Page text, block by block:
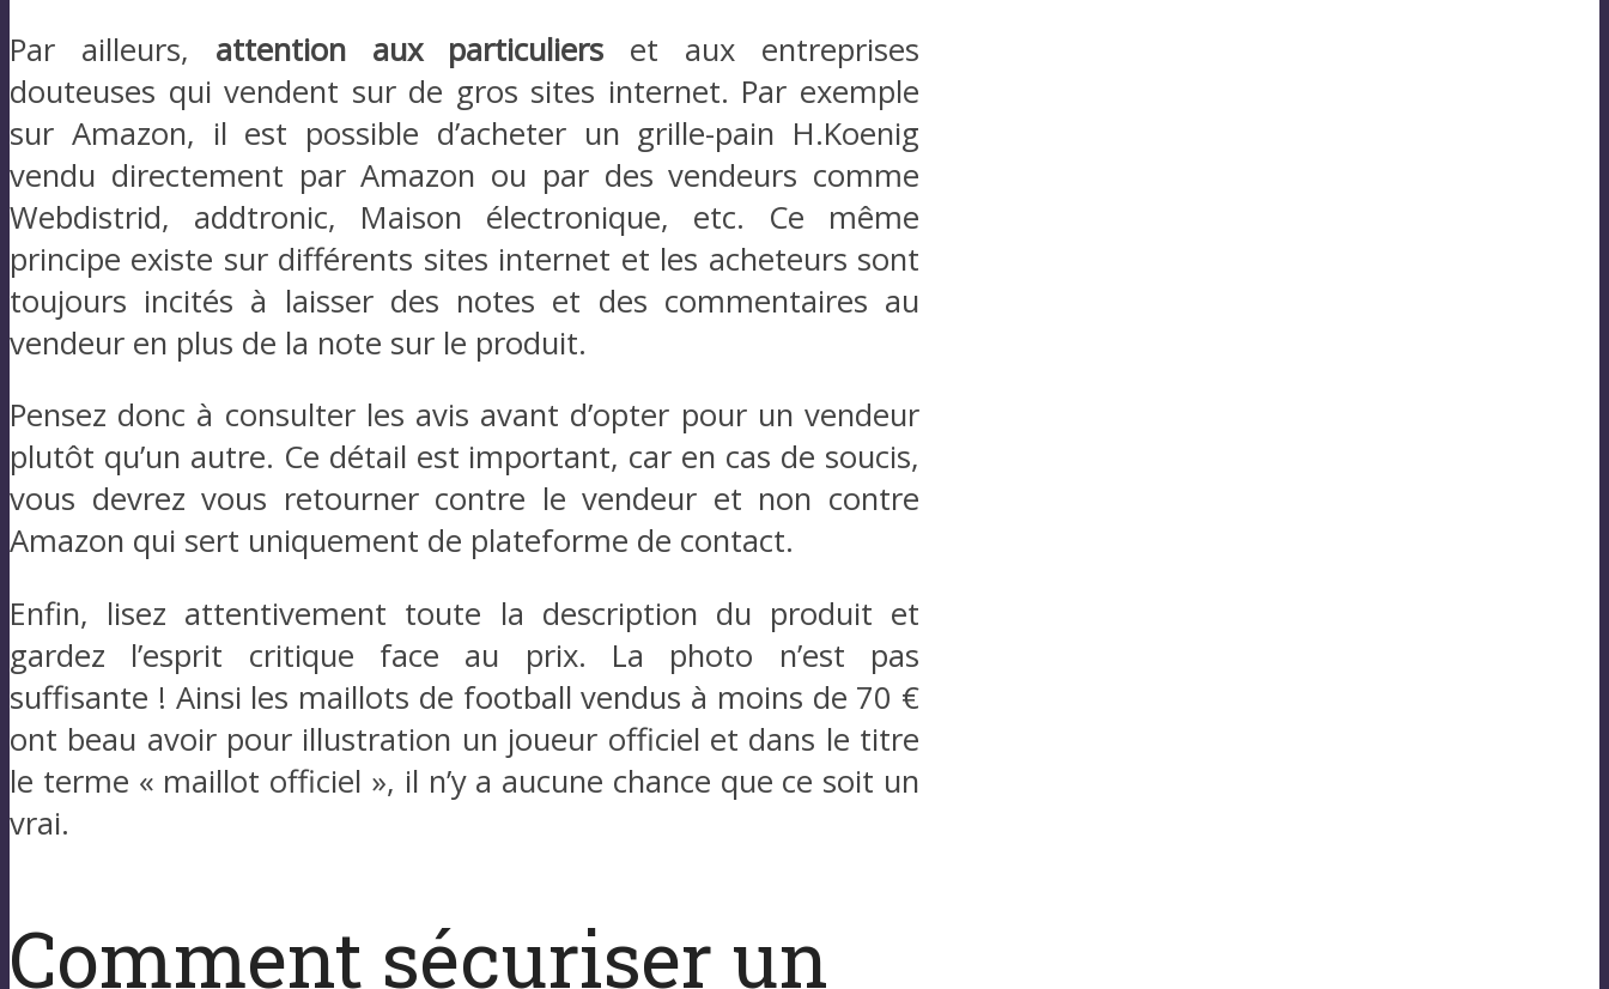
Par ailleurs, attention aux particuliers et aux entreprises
douteuses qui vendent sur de gros sites internet. Par exemple
sur Amazon, il est possible d’acheter un grille-pain H.Koenig
vendu directement par Amazon ou par des vendeurs comme
Webdistrid, addtronic, Maison électronique, etc. Ce même
principe existe sur différents sites internet et les acheteurs sont
toujours incités à laisser des notes et des commentaires au
vendeur en plus de la note sur le produit.
Pensez donc à consulter les avis avant d’opter pour un vendeur
plutôt qu’un autre. Ce détail est important, car en cas de soucis,
vous devrez vous retourner contre le vendeur et non contre
Amazon qui sert uniquement de plateforme de contact.
Enfin, lisez attentivement toute la description du produit et
gardez l’esprit critique face au prix. La photo n’est pas
suffisante ! Ainsi les maillots de football vendus à moins de 70 €
ont beau avoir pour illustration un joueur officiel et dans le titre
le terme « maillot officiel », il n’y a aucune chance que ce soit un
vrai.
Comment sécuriser un